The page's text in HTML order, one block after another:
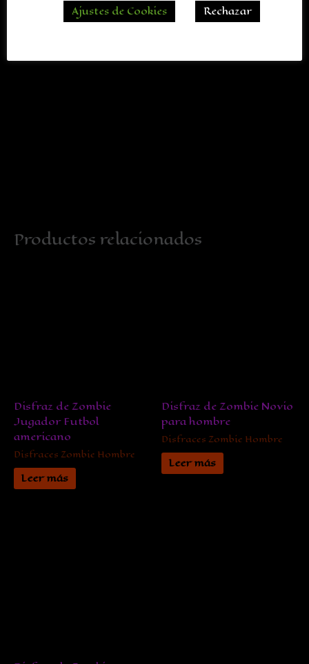
Productos relacionados
Disfraz de Zombie
Jugador Futbol
americano
Disfraces Zombie Hombre
Leer más
Disfraz de Zombie Novio
para hombre
Disfraces Zombie Hombre
Leer más
Ajustes de Cookies Rechazar